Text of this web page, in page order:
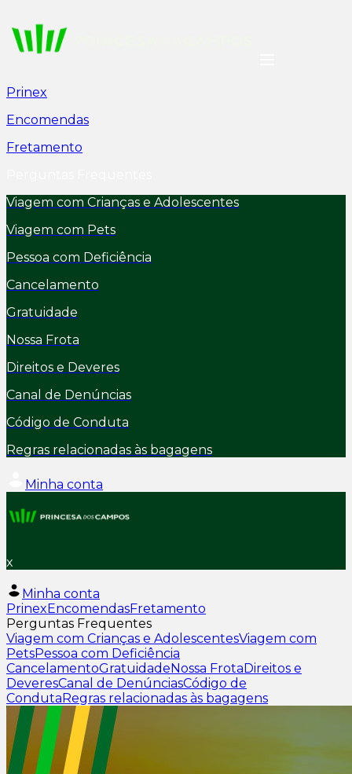
Prinex
Encomendas
Fretamento
Viagem com Crianças e Adolescentes
Viagem com Pets
Pessoa com Deficiência
Cancelamento
Gratuidade
Nossa Frota
Direitos e Deveres
Canal de Denúncias
Código de Conduta
Regras relacionadas às bagagens
Minha conta
x
Minha conta
PrinexEncomendasFretamento
Perguntas Frequentes
Viagem com Crianças e AdolescentesViagem com
PetsPessoa com Deficiência
CancelamentoGratuidadeNossa FrotaDireitos e
DeveresCanal de DenúnciasCódigo de
CondutaRegras relacionadas às bagagens